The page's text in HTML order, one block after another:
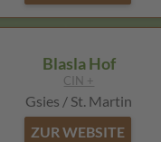
Blasla Hof
CIN +
Gsies / St. Martin
ZUR WEBSITE